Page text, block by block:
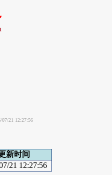
21 12:27:56
新时间
21 12:27:56